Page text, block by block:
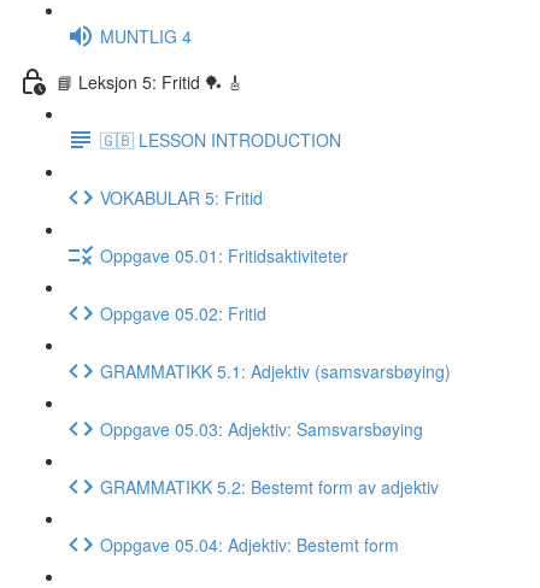
MUNTLIG 4
📘 Leksjon 5: Fritid 🏓 🎸
🇬🇧 LESSON INTRODUCTION
VOKABULAR 5: Fritid
Oppgave 05.01: Fritidsaktiviteter
Oppgave 05.02: Fritid
GRAMMATIKK 5.1: Adjektiv (samsvarsbøying)
Oppgave 05.03: Adjektiv: Samsvarsbøying
GRAMMATIKK 5.2: Bestemt form av adjektiv
Oppgave 05.04: Adjektiv: Bestemt form